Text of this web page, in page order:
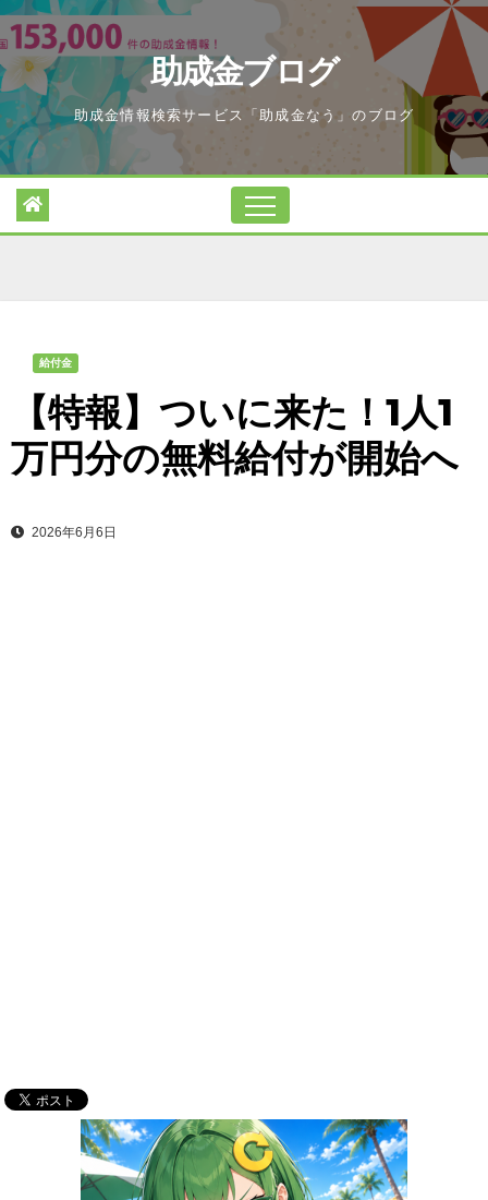
Skip
to
content
助成金ブログ
助成金情報検索サービス「助成金なう」のブログ
給付金
【特報】ついに来た！1人1
万円分の無料給付が開始へ
2026年6月6日